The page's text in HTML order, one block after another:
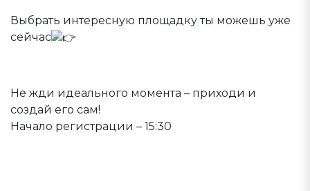
Выбрать интересную площадку ты можешь уже
сейчас
Не жди идеального момента – приходи и
создай его сам!
Начало регистрации – 15:30